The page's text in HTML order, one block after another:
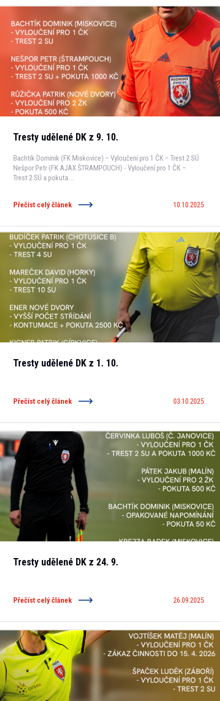
Tresty udělené DK z 9. 10.
Bachtík Dominik (FK Miskovice) – Vyloučení pro 1 ČK – Trest 2 SÚ
Nešpor Petr (FK AJAX ŠTRAMPOUCH) - Vyloučení pro 1 ČK –
Trest 2 SÚ a pokuta ...
10.10.2025
Přečíst celý článek
Tresty udělené DK z 1. 10.
03.10.2025
Přečíst celý článek
Tresty udělené DK z 24. 9.
26.09.2025
Přečíst celý článek